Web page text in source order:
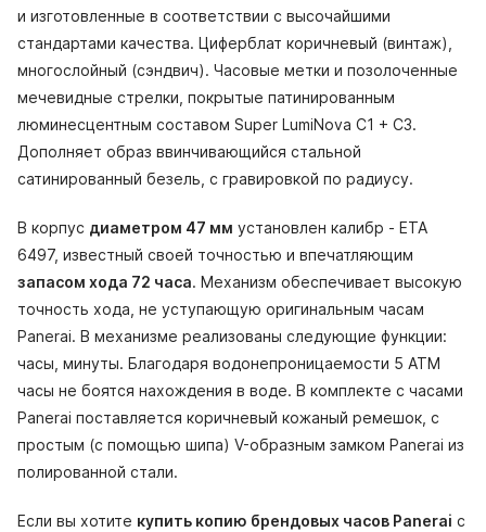
и изготовленные в соответствии с высочайшими
стандартами качества. Циферблат коричневый (винтаж),
многослойный (сэндвич). Часовые метки и позолоченные
мечевидные стрелки, покрытые патинированным
люминесцентным составом Super LumiNova С1 + С3.
Дополняет образ ввинчивающийся стальной
сатинированный безель, с гравировкой по радиусу.
В корпус диаметром 47 мм установлен калибр - ETA
6497, известный своей точностью и впечатляющим
запасом хода 72 часа. Механизм обеспечивает высокую
точность хода, не уступающую оригинальным часам
Panerai. В механизме реализованы следующие функции:
часы, минуты. Благодаря водонепроницаемости 5 АТМ
часы не боятся нахождения в воде. В комплекте с часами
Panerai поставляется коричневый кожаный ремешок, с
простым (с помощью шипа) V-образным замком Panerai из
полированной стали.
Если вы хотите купить копию брендовых часов Panerai с